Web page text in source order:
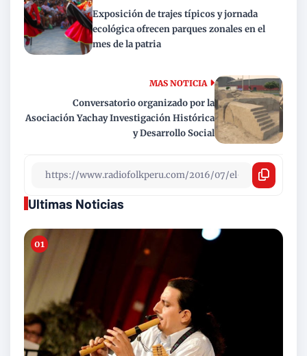
MAS NOTICIA
Conversatorio organizado por la
Asociación Yachay Investigación Histórica
y Desarrollo Social
Exposición de trajes típicos y jornada
ecológica ofrecen parques zonales en el
mes de la patria
Ultimas Noticias